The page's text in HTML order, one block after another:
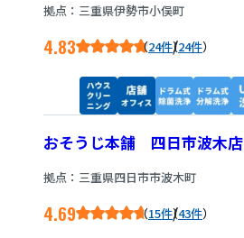
拠点：三重県伊勢市小俣町
4.83 24件/24件
おそうじ本舗 四日市波木店
拠点：三重県四日市市波木町
4.69 15件/43件